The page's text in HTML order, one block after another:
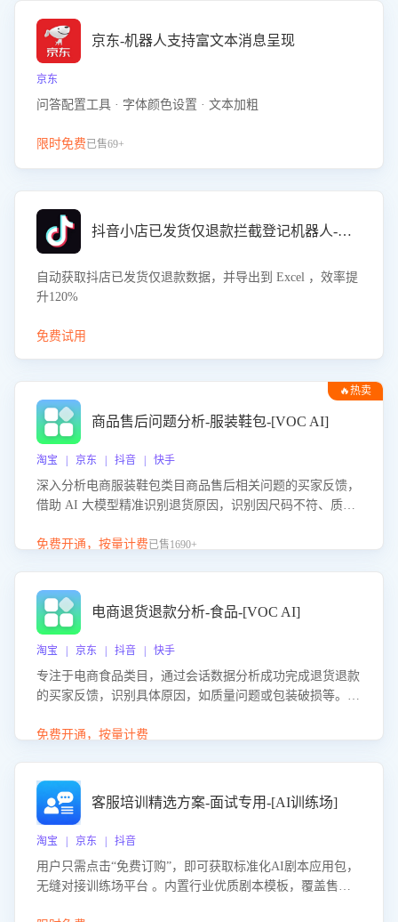
京东-机器人支持富文本消息呈现
京东
问答配置工具 · 字体颜色设置 · 文本加粗
限时免费已售69+
抖音小店已发货仅退款拦截登记机器人-八爪鱼
自动获取抖店已发货仅退款数据，并导出到 Excel ，效率提
升120%
免费试用
🔥热卖
商品售后问题分析-服装鞋包-[VOC AI]
淘宝 | 京东 | 抖音 | 快手
深入分析电商服装鞋包类目商品售后相关问题的买家反馈，
借助 AI 大模型精准识别退货原因，识别因尺码不符、质量
议，助力商家优化产品或服务，实现销售额的显著提升。
免费开通，按量计费已售1690+
电商退货退款分析-食品-[VOC AI]
淘宝 | 京东 | 抖音 | 快手
专注于电商食品类目，通过会话数据分析成功完成退货退款
的买家反馈，识别具体原因，如质量问题或包装破损等。结
商家降低退款率，提升售后效率。
免费开通，按量计费
客服培训精选方案-面试专用-[AI训练场]
淘宝 | 京东 | 抖音
用户只需点击“免费订购”，即可获取标准化AI剧本应用包，
无缝对接训练场平台 。内置行业优质剧本模板，覆盖售前